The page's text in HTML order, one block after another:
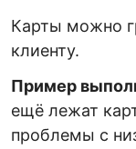
Карты можно
клиенту.
Пример
ещё лежат
проблемы с